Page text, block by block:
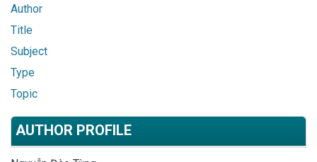
Author
Title
Subject
Type
Topic
AUTHOR PROFILE